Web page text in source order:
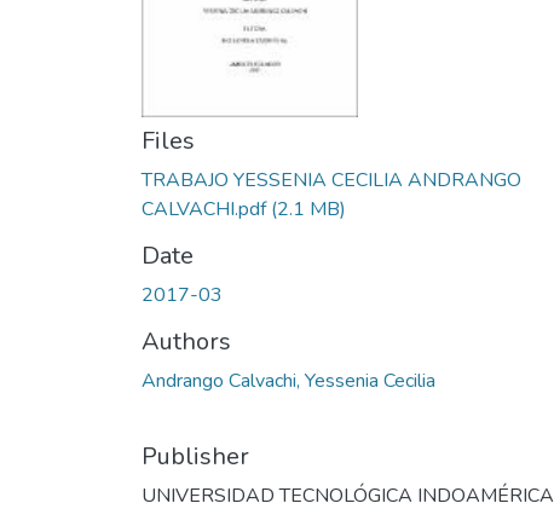
Files
TRABAJO YESSENIA CECILIA ANDRANGO
CALVACHI.pdf(2.1 MB)
Date
2017-03
Authors
Andrango Calvachi, Yessenia Cecilia
Publisher
UNIVERSIDAD TECNOLÓGICA INDOAMÉRICA